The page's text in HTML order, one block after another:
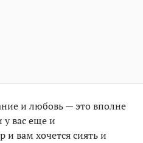
и любовь — это вполне
у вaс еще и
и вaм хочется сиять и